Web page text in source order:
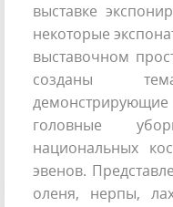
выставке
некоторые
выставочном
созданы
головные
национальных
эвенов.
оленя, нерпы,